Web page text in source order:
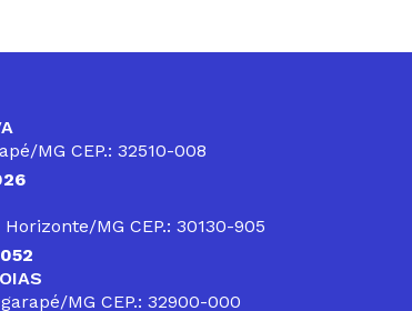
MG CEP.: 32510-008
MG CEP.: 30130-905
MG CEP.: 32900-000